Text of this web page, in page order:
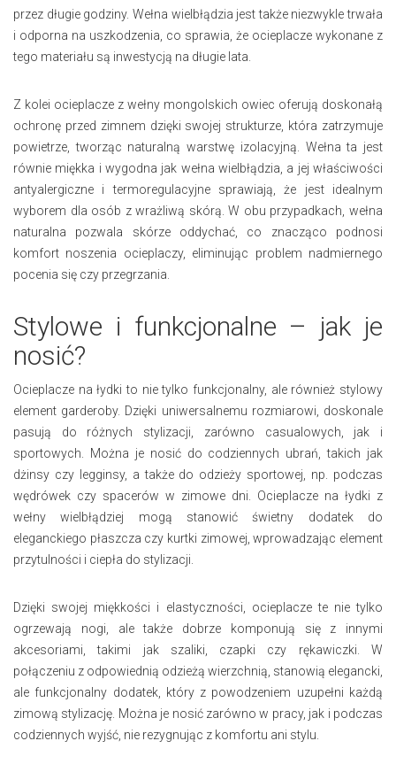
przez długie godziny. Wełna wielbłądzia jest także niezwykle trwała
i odporna na uszkodzenia, co sprawia, że ocieplacze wykonane z
tego materiału są inwestycją na długie lata.
Z kolei ocieplacze z wełny mongolskich owiec oferują doskonałą
ochronę przed zimnem dzięki swojej strukturze, która zatrzymuje
powietrze, tworząc naturalną warstwę izolacyjną. Wełna ta jest
równie miękka i wygodna jak wełna wielbłądzia, a jej właściwości
antyalergiczne i termoregulacyjne sprawiają, że jest idealnym
wyborem dla osób z wrażliwą skórą. W obu przypadkach, wełna
naturalna pozwala skórze oddychać, co znacząco podnosi
komfort noszenia ocieplaczy, eliminując problem nadmiernego
pocenia się czy przegrzania.
Stylowe i funkcjonalne – jak je
nosić?
Ocieplacze na łydki to nie tylko funkcjonalny, ale również stylowy
element garderoby. Dzięki uniwersalnemu rozmiarowi, doskonale
pasują do różnych stylizacji, zarówno casualowych, jak i
sportowych. Można je nosić do codziennych ubrań, takich jak
dżinsy czy legginsy, a także do odzieży sportowej, np. podczas
wędrówek czy spacerów w zimowe dni. Ocieplacze na łydki z
wełny wielbłądziej mogą stanowić świetny dodatek do
eleganckiego płaszcza czy kurtki zimowej, wprowadzając element
przytulności i ciepła do stylizacji.
Dzięki swojej miękkości i elastyczności, ocieplacze te nie tylko
ogrzewają nogi, ale także dobrze komponują się z innymi
akcesoriami, takimi jak szaliki, czapki czy rękawiczki. W
połączeniu z odpowiednią odzieżą wierzchnią, stanowią elegancki,
ale funkcjonalny dodatek, który z powodzeniem uzupełni każdą
zimową stylizację. Można je nosić zarówno w pracy, jak i podczas
codziennych wyjść, nie rezygnując z komfortu ani stylu.